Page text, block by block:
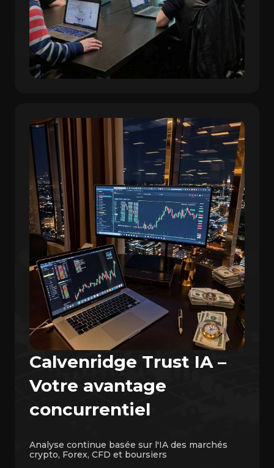
Calvenridge Trust IA –
Votre avantage
concurrentiel
Analyse continue basée sur l'IA des marchés
crypto, Forex, CFD et boursiers